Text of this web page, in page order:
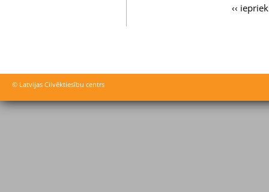
‹‹
© Latvijas Cilvēktiesību centrs